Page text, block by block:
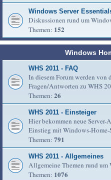
Windows Server
Diskussionen rund um
Themen: 152
Windows
WHS 2011 - FAQ
In diesem Forum werden von
Fragen/Antworten zu WHS
Themen: 26
WHS 2011 - Einsteiger
Hier bekommen neue Server-
Einstieg mit Windows-Home-
Themen: 791
WHS 2011 - Allgemeines
Allgemeine Themen rund um
Themen: 1076